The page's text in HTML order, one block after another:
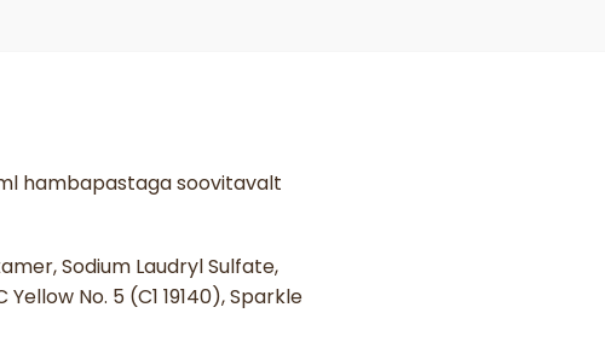
hambapastaga soovitavalt
Sodium Laudryl Sulfate,
No. 5 (C1 19140), Sparkle